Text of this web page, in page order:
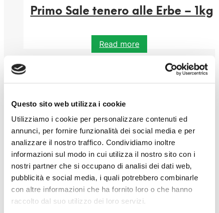
Questo sito web utilizza i cookie
Utilizziamo i cookie per personalizzare contenuti ed
annunci, per fornire funzionalità dei social media e per
analizzare il nostro traffico. Condividiamo inoltre
informazioni sul modo in cui utilizza il nostro sito con i
nostri partner che si occupano di analisi dei dati web,
pubblicità e social media, i quali potrebbero combinarle
con altre informazioni che ha fornito loro o che hanno
raccolto dal suo utilizzo dei loro servizi.
Primo Sale tenero alle Erbe – 1kg
Read more
FEDELI ALLA NOSTRA IDENTITÀ, IN COSTANTE
MIGLIORAMENTO PER LA QUALITÀ